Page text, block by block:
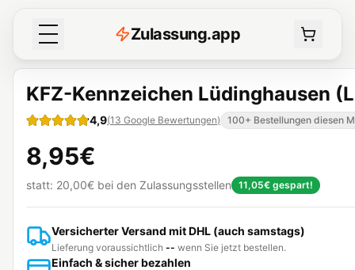
Zulassung.app
KFZ-Kennzeichen Lüdinghausen
4,9(13 Google Bewertungen) 100+ Bestellungen diesen
8,95€
statt: 20,00€ bei den Zulassungsstellen 11,05€ gespart!
Versicherter Versand mit DHL (auch samstags)
Lieferung voraussichtlich -- wenn Sie jetzt bestellen.
Einfach & sicher bezahlen